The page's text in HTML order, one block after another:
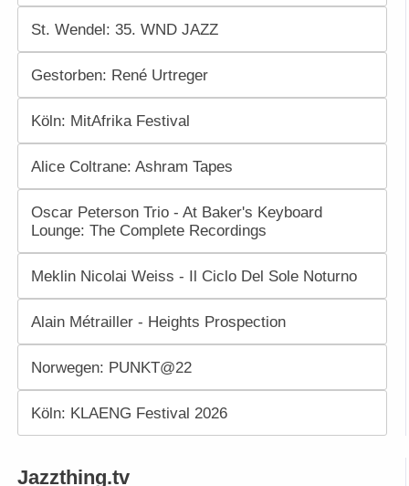
St. Wendel: 35. WND JAZZ
Gestorben: René Urtreger
Köln: MitAfrika Festival
Alice Coltrane: Ashram Tapes
Oscar Peterson Trio - At Baker's Keyboard
Lounge: The Complete Recordings
Meklin Nicolai Weiss - Il Ciclo Del Sole Noturno
Alain Métrailler - Heights Prospection
Norwegen: PUNKT@22
Köln: KLAENG Festival 2026
Jazzthing.tv